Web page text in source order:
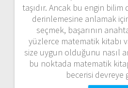
taşıdır. Ancak bu engin bilim
derinlemesine anlamak
seçmek, başarının
yüzlerce matematik kitabı
size uygun olduğunu nasıl
bu noktada matematik
becerisi